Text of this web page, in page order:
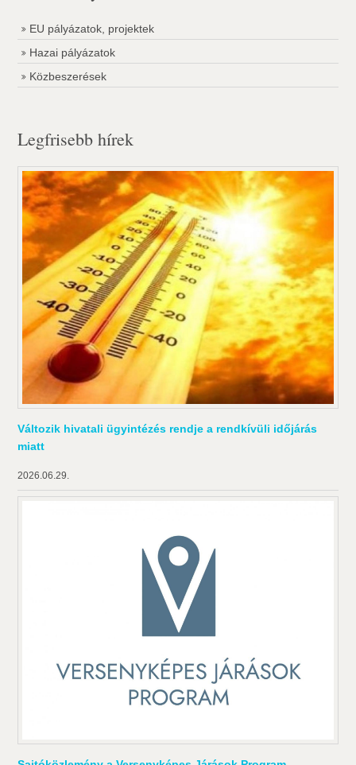
EU pályázatok, projektek
Hazai pályázatok
Közbeszerések
Legfrisebb hírek
Változik hivatali ügyintézés rendje a rendkívüli időjárás
miatt
2026.06.29.